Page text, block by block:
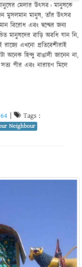
মেলার উৎসব। মানুষকে
মুসলমান মানুষ, তাঁর উৎসব
বিরোধ এবং দ্বন্দ্বের জন্য
মানুষদের বাড়ি অবধি যান নি,
এখনো প্রতিবেশীরাই
অনেক হিন্দু বাঙালী জানেন না,
সত্য পীর এবং নারায়ণ মিলে
| Tags :
Neighbour